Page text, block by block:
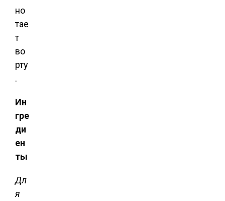
но
тае
т
во
рту
.
Ин
гре
ди
ен
ты
Дл
я